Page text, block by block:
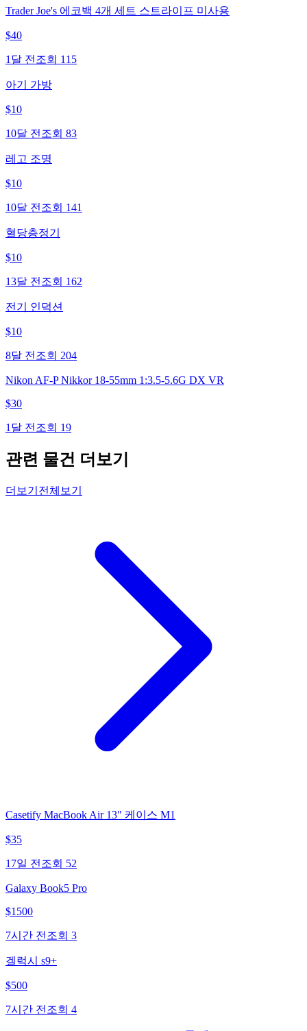
Trader Joe's 에코백 4개 세트 스트라이프 미사용
$40
1달 전 조회 115
아기 가방
$10
10달 전 조회 83
레고 조명
$10
10달 전 조회 141
혈당층정기
$10
13달 전 조회 162
전기 인덕션
$10
8달 전 조회 204
Nikon AF-P Nikkor 18-55mm 1:3.5-5.6G DX VR
$30
1달 전 조회 19
관련 물건 더보기
더보기 전체보기
Casetify MacBook Air 13" 케이스 M1
$35
17일 전 조회 52
Galaxy Book5 Pro
$1500
7시간 전 조회 3
겔럭시 s9+
$500
7시간 전 조회 4